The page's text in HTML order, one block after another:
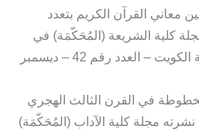
معاني القرآن الكريم بتعدد
كلية الشريعة (المُحَكّمَة) في
جامعة الكويت – دولة الكويت – العدد رقم 42 – ديسمبر
في القرن الثالث الهجري
مجلة كلية الآداب (المُحَكّمَة)